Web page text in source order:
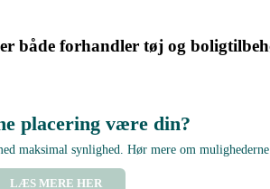
både forhandler tøj og
placering være din?
maksimal synlighed. Hør mere om mulighederne.
LÆS MERE HER